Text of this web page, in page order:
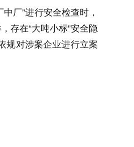
厂”进行安全检查时，
存在“大吨小标”安全隐
规对涉案企业进行立案